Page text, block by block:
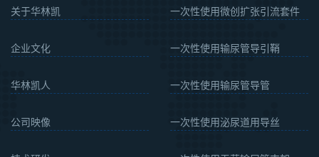
关于华林凯
企业文化
华林凯人
公司映像
一次性使用微创扩张引流套件
一次性使用输尿管导引鞘
一次性使用输尿管导管
一次性使用泌尿道用导丝